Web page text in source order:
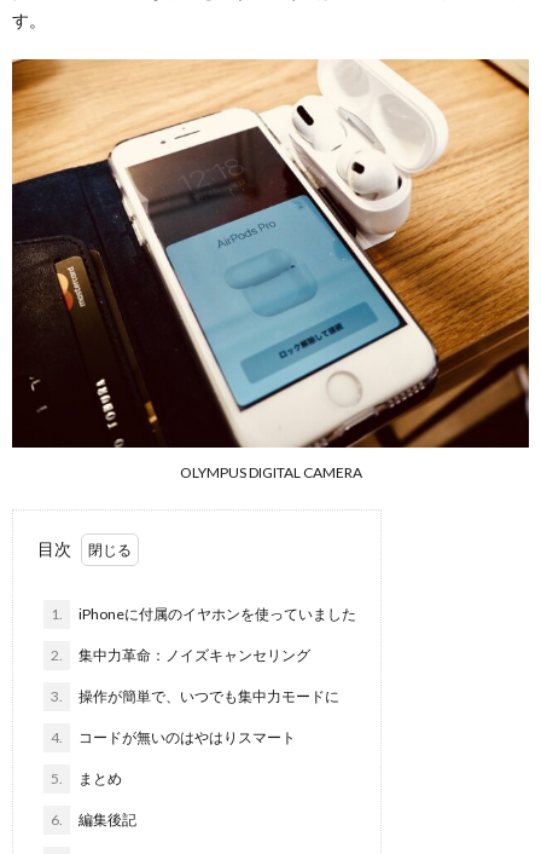
す。
OLYMPUS DIGITAL CAMERA
目次
1. iPhoneに付属のイヤホンを使っていました
2. 集中力革命：ノイズキャンセリング
3. 操作が簡単で、いつでも集中力モードに
4. コードが無いのはやはりスマート
5. まとめ
6. 編集後記